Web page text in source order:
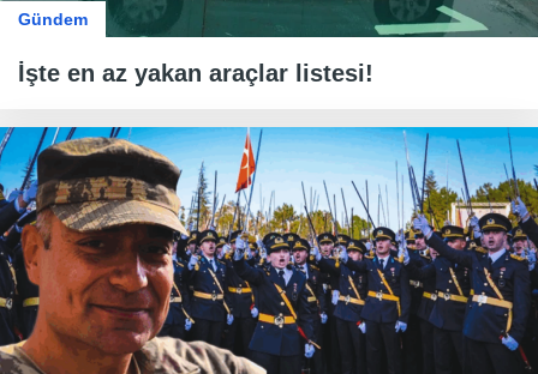
Gündem
İşte en az yakan araçlar listesi!